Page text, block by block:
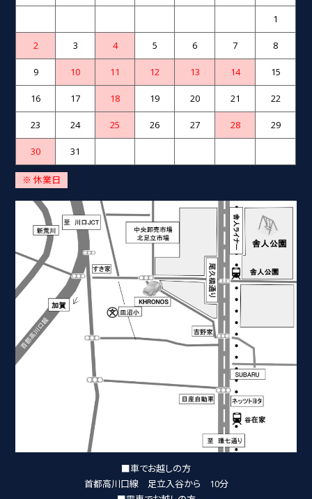
1
2 3 4 5 6 7 8
9 10 11 12 13 14 15
16 17 18 19 20 21 22
23 24 25 26 27 28 29
30 31
※ 休業日
■車でお越しの方
首都高川口線 足立入谷から 10分